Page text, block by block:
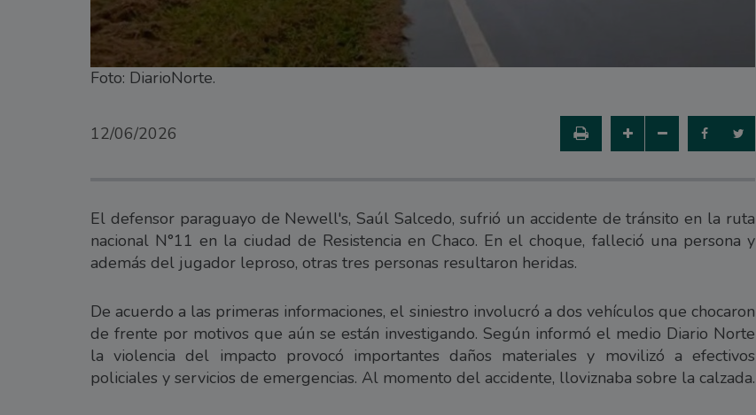
Foto: DiarioNorte.
12/06/2026
El defensor paraguayo de Newell's, Saúl Salcedo, sufrió un accidente de tránsito en la ruta
nacional N°11 en la ciudad de Resistencia en Chaco. En el choque, falleció una persona y
además del jugador leproso, otras tres personas resultaron heridas.
De acuerdo a las primeras informaciones, el siniestro involucró a dos vehículos que chocaron
de frente por motivos que aún se están investigando. Según informó el medio Diario Norte
la violencia del impacto provocó importantes daños materiales y movilizó a efectivos
policiales y servicios de emergencias. Al momento del accidente, lloviznaba sobre la calzada.